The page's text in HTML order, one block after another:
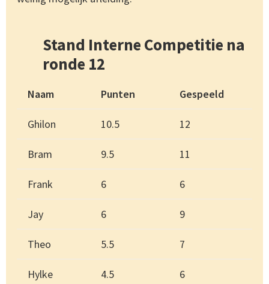
Stand Interne Competitie na
ronde 12
Naam Punten Gespeeld
Ghilon 10.5 12
Bram 9.5 11
Frank 6 6
Jay 6 9
Theo 5.5 7
Hylke 4.5 6